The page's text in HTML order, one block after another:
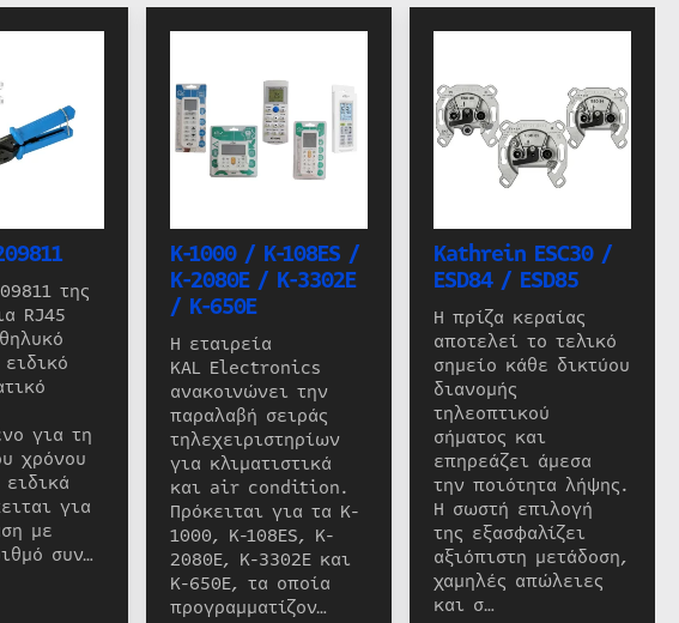
της
RJ45
για τη
χρόνου
για
με
συν…
K-1000 / K-108ES /
K-2080E / K-3302E
/ K-650E
Η εταιρεία
KAL Electronics
ανακοινώνει την
παραλαβή σειράς
τηλεχειριστηρίων
για κλιματιστικά
και air condition.
Πρόκειται για τα K-
1000, K-108ES, K-
2080E, K-3302E και
K-650E, τα οποία
προγραμματίζον…
Kathrein ESC30 /
ESD84 / ESD85
Η πρίζα κεραίας
αποτελεί το τελικό
σημείο κάθε δικτύου
διανομής
τηλεοπτικού
σήματος και
επηρεάζει άμεσα
την ποιότητα λήψης.
Η σωστή επιλογή
της εξασφαλίζει
αξιόπιστη μετάδοση,
χαμηλές απώλειες
και σ…